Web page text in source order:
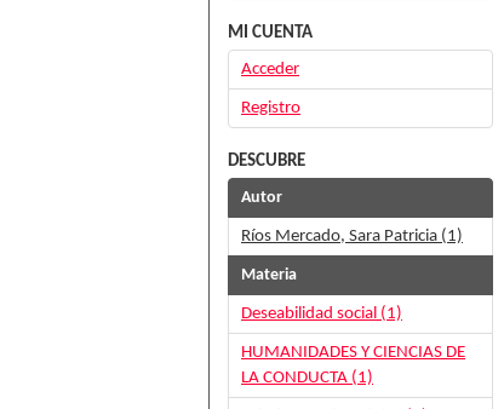
MI CUENTA
Acceder
Registro
DESCUBRE
Autor
Ríos Mercado, Sara Patricia (1)
Materia
Deseabilidad social (1)
HUMANIDADES Y CIENCIAS DE
LA CONDUCTA (1)